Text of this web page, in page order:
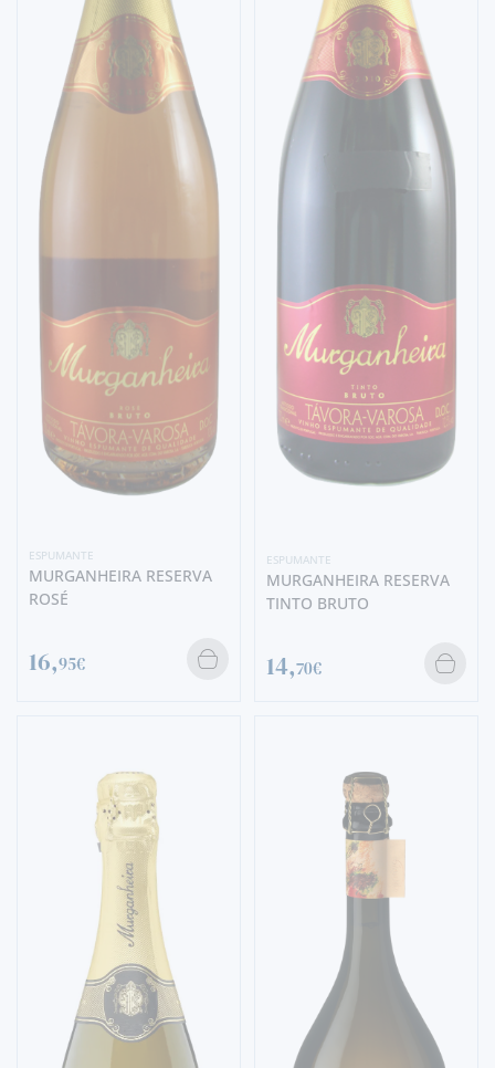
ESPUMANTE
MURGANHEIRA RESERVA
ROSÉ
16,95€
ESPUMANTE
MURGANHEIRA RESERVA
TINTO BRUTO
14,70€